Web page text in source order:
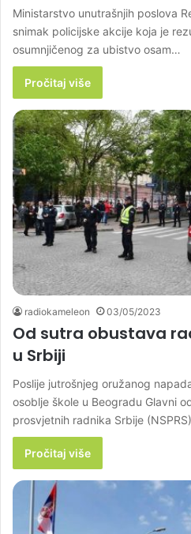
Ministarstvo unutrašnjih poslova
snimak policijske akcije koja je
osumnjičenog za ubistvo osam…
Pročitaj više
radiokameleon 03/05/2023
Od sutra obustava
u Srbiji
Poslije jutrošnjeg oružanog
osoblje škole u Beogradu Glavni
prosvjetnih radnika Srbije
Pročitaj više